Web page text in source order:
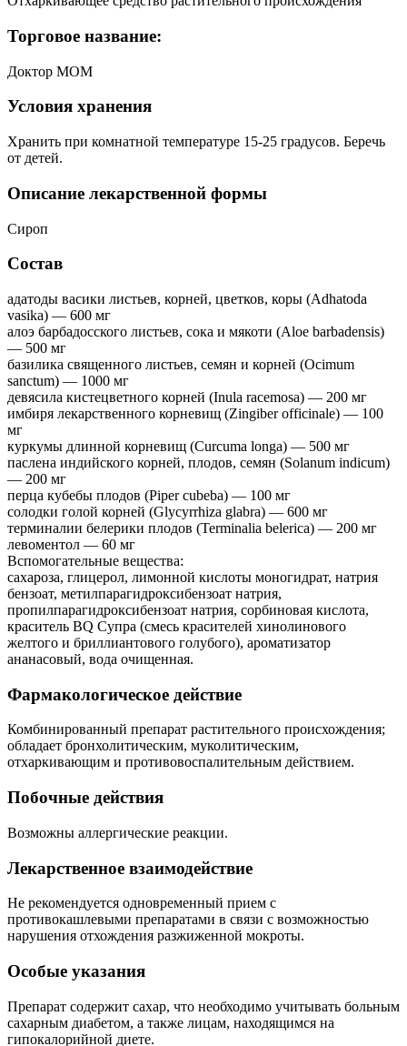
Торговое название:
Доктор МОМ
Условия хранения
Хранить при комнатной температуре 15-25 градусов. Беречь
от детей.
Описание лекарственной формы
Сироп
Состав
адатоды васики листьев, корней, цветков, коры (Adhatoda
vasika) — 600 мг
алоэ барбадосского листьев, сока и мякоти (Aloe barbadensis)
— 500 мг
базилика священного листьев, семян и корней (Ocimum
sanctum) — 1000 мг
девясила кистецветного корней (Inula racemosa) — 200 мг
имбиря лекарственного корневищ (Zingiber officinale) — 100
мг
куркумы длинной корневищ (Curcuma longa) — 500 мг
паслена индийского корней, плодов, семян (Solanum indicum)
— 200 мг
перца кубебы плодов (Piper cubeba) — 100 мг
солодки голой корней (Glycyrrhiza glabra) — 600 мг
терминалии белерики плодов (Terminalia belerica) — 200 мг
левоментол — 60 мг
Вспомогательные вещества:
сахароза, глицерол, лимонной кислоты моногидрат, натрия
бензоат, метилпарагидроксибензоат натрия,
пропилпарагидроксибензоат натрия, сорбиновая кислота,
краситель ВQ Супра (смесь красителей хинолинового
желтого и бриллиантового голубого), ароматизатор
ананасовый, вода очищенная.
Фармакологическое действие
Комбинированный препарат растительного происхождения;
обладает бронхолитическим, муколитическим,
отхаркивающим и противовоспалительным действием.
Побочные действия
Возможны аллергические реакции.
Лекарственное взаимодействие
Не рекомендуется одновременный прием с
противокашлевыми препаратами в связи с возможностью
нарушения отхождения разжиженной мокроты.
Особые указания
Препарат содержит сахар, что необходимо учитывать больным
сахарным диабетом, а также лицам, находящимся на
гипокалорийной диете.